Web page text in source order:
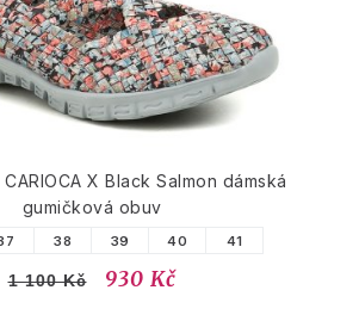
X Black Salmon dámská
gumičková obuv
38 39 40 41
1 100 Kč 930 Kč